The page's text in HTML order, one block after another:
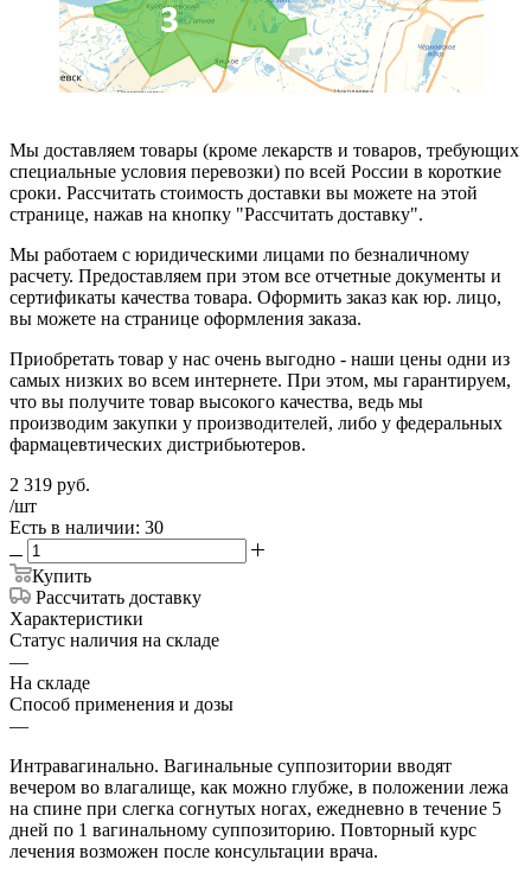
Мы доставляем товары (кроме лекарств и товаров, требующих
специальные условия перевозки) по всей России в короткие
сроки. Рассчитать стоимость доставки вы можете на этой
странице, нажав на кнопку "Рассчитать доставку".
Мы работаем с юридическими лицами по безналичному
расчету. Предоставляем при этом все отчетные документы и
сертификаты качества товара. Оформить заказ как юр. лицо,
вы можете на странице оформления заказа.
Приобретать товар у нас очень выгодно - наши цены одни из
самых низких во всем интернете. При этом, мы гарантируем,
что вы получите товар высокого качества, ведь мы
производим закупки у производителей, либо у федеральных
фармацевтических дистрибьютеров.
2 319 руб.
/шт
Есть в наличии: 30
Купить
Рассчитать доставку
Характеристики
Статус наличия на складе
—
На складе
Способ применения и дозы
—
Интравагинально. Вагинальные суппозитории вводят
вечером во влагалище, как можно глубже, в положении лежа
на спине при слегка согнутых ногах, ежедневно в течение 5
дней по 1 вагинальному суппозиторию. Повторный курс
лечения возможен после консультации врача.